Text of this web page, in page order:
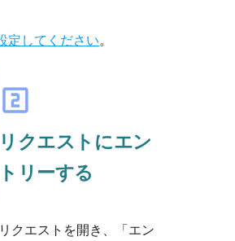
定してください。
looks_two
リクエストにエン
トリーする
リクエストを開き、「エン